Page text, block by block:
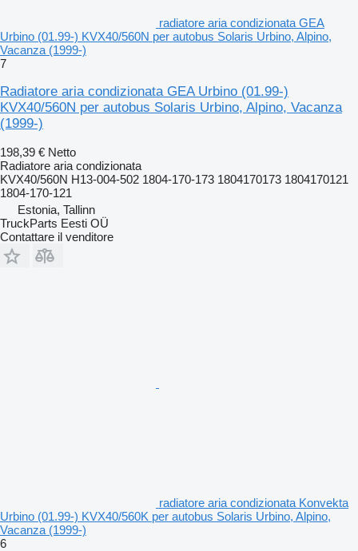
radiatore aria condizionata GEA
Urbino (01.99-) KVX40/560N per autobus Solaris Urbino, Alpino,
Vacanza (1999-)
7
Radiatore aria condizionata GEA Urbino (01.99-)
KVX40/560N per autobus Solaris Urbino, Alpino, Vacanza
(1999-)
198,39 € Netto
Radiatore aria condizionata
KVX40/560N H13-004-502 1804-170-173 1804170173 1804170121
1804-170-121
Estonia, Tallinn
TruckParts Eesti OÜ
Contattare il venditore
radiatore aria condizionata Konvekta
Urbino (01.99-) KVX40/560K per autobus Solaris Urbino, Alpino,
Vacanza (1999-)
6